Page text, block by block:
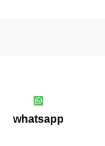
whatsapp